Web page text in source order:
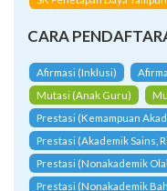
CARA
Afirmasi (Inklusi)
Mutasi (Anak Guru)
Prestasi (Kemampuan
Prestasi (Akademik Sains,
Prestasi (Nonakademik
Prestasi (Nonakademik